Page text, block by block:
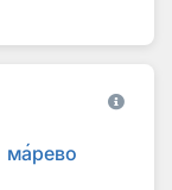
марево